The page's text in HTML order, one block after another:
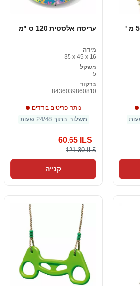
עריסה אלסטית 120 ס "מ
מידה
35 x 45 x 16
משקל
5
ברקוד
8436039860810
נותרו פריטים בודדים
משלוח בתוך 24/48 שעות
60.65 ILS
121.30 ILS
קנייה